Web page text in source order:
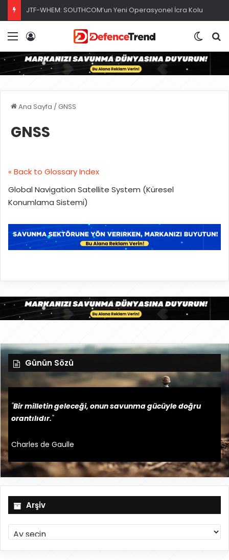
JTF-WHEM: SOUTHCOM’un Yeni Operasyonel İcra Kolu
Menü Dış
Ana Sayfa /GNSS
GNSS
« Back to Glossary Index
Global Navigation Satellite System (Küresel
Konumlama Sistemi)
Günün Sözü
"Bir milletin geleceği, onun savunma gücüyle doğru
orantılıdır."
Charles de Gaulle
Arşiv
r
ş